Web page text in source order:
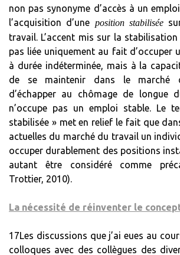
non pas synonyme d’accès à un
l’acquisition d’une position stabilisée
travail. L’accent mis sur la stabilisation
pas liée uniquement au fait d’occuper
à durée indéterminée, mais à la
de se maintenir dans le marché
d’échapper au chômage de longue
n’occupe pas un emploi stable. Le
stabilisée » met en relief le fait que
actuelles du marché du travail un
occuper durablement des positions
autant être considéré comme
Trottier, 2010).
La nécessité de réinventer le
17Les discussions que j’ai eues au
colloques avec des collègues des